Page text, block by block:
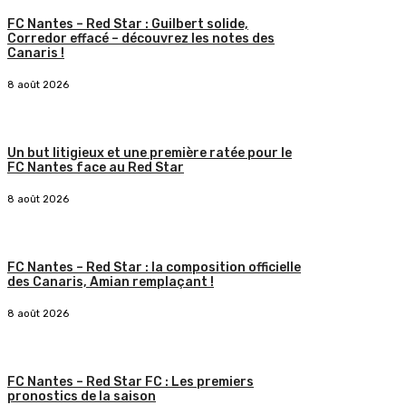
FC Nantes – Red Star : Guilbert solide,
Corredor effacé – découvrez les notes des
Canaris !
8 août 2026
Un but litigieux et une première ratée pour le
FC Nantes face au Red Star
8 août 2026
FC Nantes – Red Star : la composition officielle
des Canaris, Amian remplaçant !
8 août 2026
FC Nantes – Red Star FC : Les premiers
pronostics de la saison